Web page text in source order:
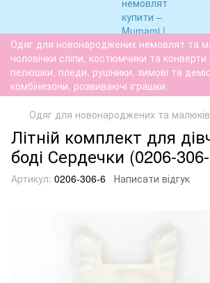
Одяг для новонароджених немовлят та
чоловічки сліпи, костюмчики та
пелюшки, пледи, рушники, зимові та
комбінезони, розвиваючі іграшки.
Одяг для новонароджених та малюків
Літній комплект для
боді Сердечки (0206-
Артикул: 0206-306-6 Написати відгук